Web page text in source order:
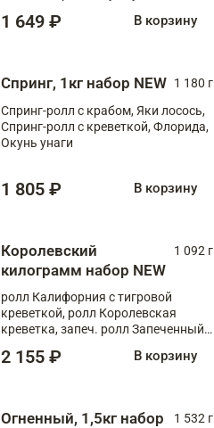
1 649 ₽ В корзину
Спринг, 1кг набор NEW 1 180 г
Спринг-ролл с крабом, Яки лосось,
Спринг-ролл с креветкой, Флорида,
Окунь унаги
1 805 ₽ В корзину
Королевский
килограмм набор NEW
1 092 г
ролл Калифорния с тигровой
креветкой, ролл Королевская
креветка, запеч. ролл Запеченный
XL, запеч. ролл Крабик Хот
2 155 ₽ В корзину
Огненный, 1,5кг набор
1 532 г